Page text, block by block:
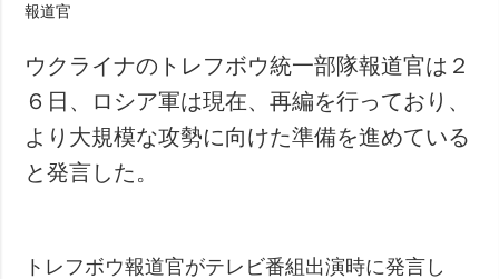
ウクライナのトレフボウ統一部隊報道官は２
６日、ロシア軍は現在、再編を行っており、
より大規模な攻勢に向けた準備を進めている
と発言した。
トレフボウ報道官がテレビ番組出演時に発言し